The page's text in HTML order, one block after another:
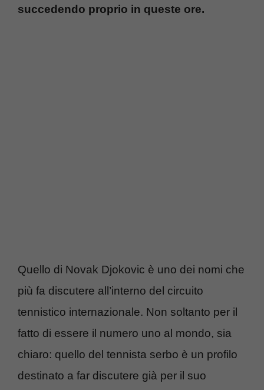
succedendo proprio in queste ore.
Quello di Novak Djokovic è uno dei nomi che
più fa discutere all’interno del circuito
tennistico internazionale. Non soltanto per il
fatto di essere il numero uno al mondo, sia
chiaro: quello del tennista serbo è un profilo
destinato a far discutere già per il suo